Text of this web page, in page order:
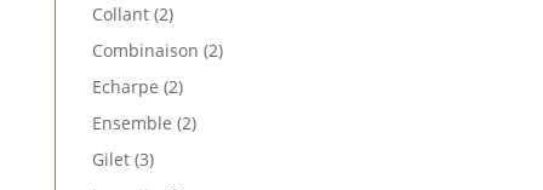
Collant 22
produits
Combinaison 22
Echarpe 22
produits
Ensemble 22
Gilet 33